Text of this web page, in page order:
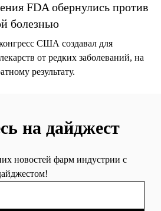
FDA обернулись против
болезнью
США создавал для
от редких заболеваний, на
результату.
на дайджест
новостей фарм индустрии с